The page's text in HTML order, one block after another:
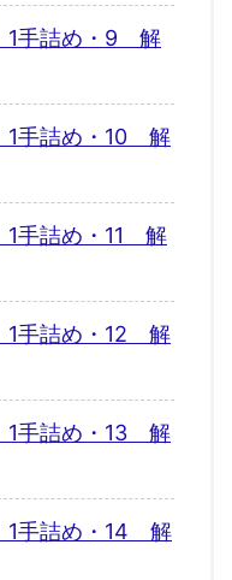
1手詰め・9 解
1手詰め・10 解
手詰め・11 解
1手詰め・12 解
1手詰め・13 解
1手詰め・14 解